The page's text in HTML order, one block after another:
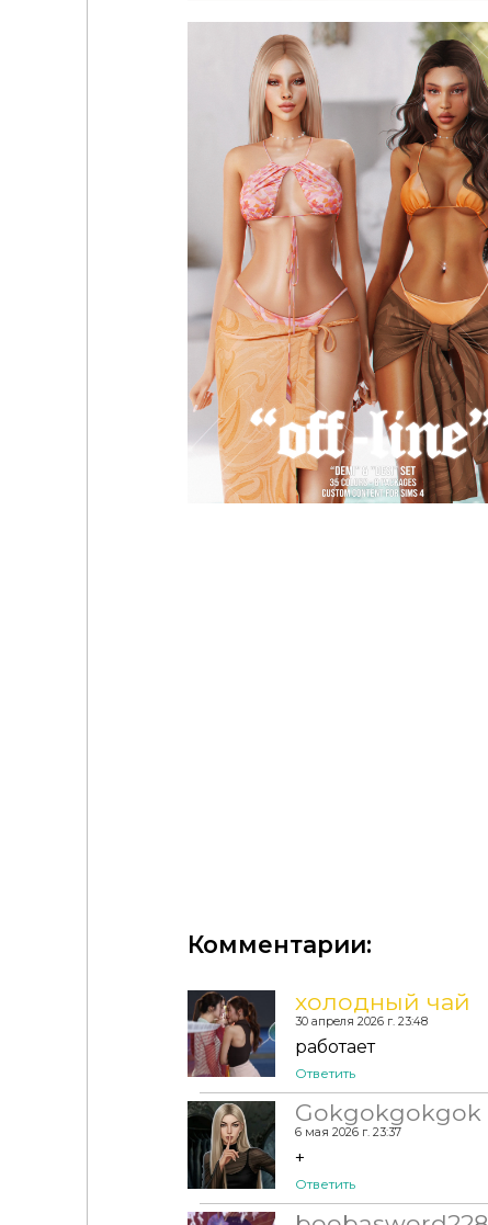
Billie & Celine Set
Комментарии:
холодный чай
30 апреля 2026 г. 23:48
работает
Ответить
Gokgokgokgok
6 мая 2026 г. 23:37
+
Ответить